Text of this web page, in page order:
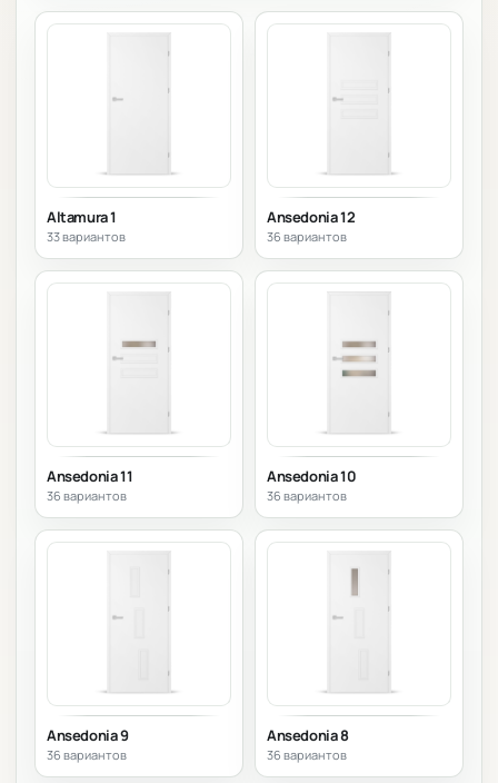
Altamura 1
33 вариантов
Ansedonia 12
36 вариантов
Ansedonia 11
36 вариантов
Ansedonia 10
36 вариантов
Ansedonia 9
36 вариантов
Ansedonia 8
36 вариантов